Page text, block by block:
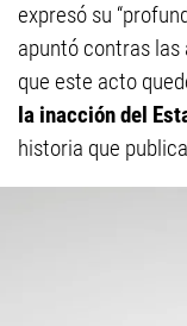
expresó su
apuntó contras las
que este acto
la inacción del
historia que